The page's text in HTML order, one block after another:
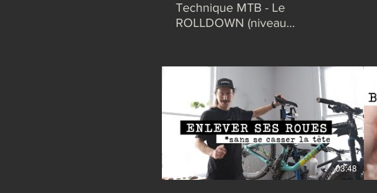
Technique MTB - Le
ROLLDOWN (niveau
03:48